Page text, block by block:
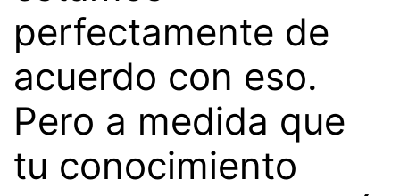
perfectamente de
acuerdo con eso.
Pero a medida que
tu conocimiento